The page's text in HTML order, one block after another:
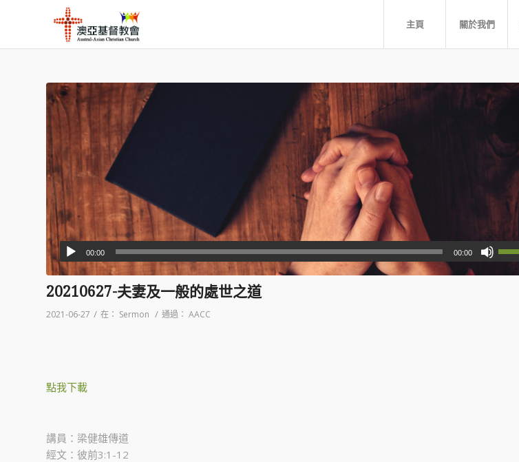
主頁 關於我們
00:00 00:00
20210627-夫妻及一般的處世之道
2021-06-27 / 在： Sermon / 通過： AACC
點我下載
講員：梁健雄傳道
經文：彼前3:1-12